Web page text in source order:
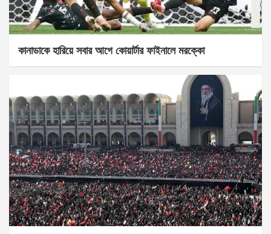
কানাডাকে হারিয়ে সবার আগে কোয়ার্টার ফাইনালে মরক্কো